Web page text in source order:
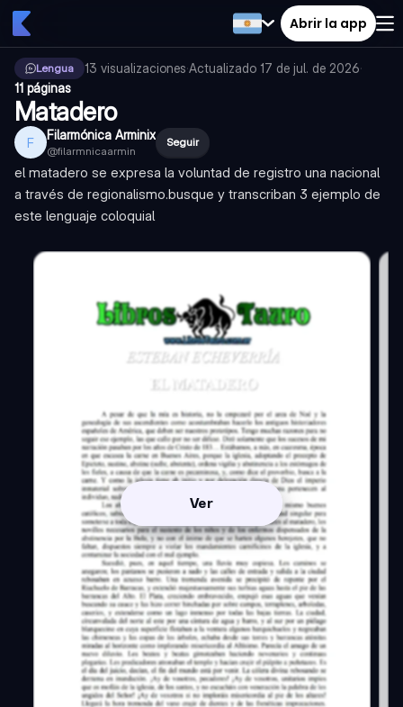
Abrir la app
Lengua 13 visualizaciones·Actualizado 17 de jul. de 2026·
11 páginas
Matadero
F Filarmónica Arminix
@filarmnicaarmin
Seguir
el matadero se expresa la voluntad de registro una nacional
a través de regionalismo.busque y transcriban 3 ejemplo de
este lenguaje coloquial
Ver